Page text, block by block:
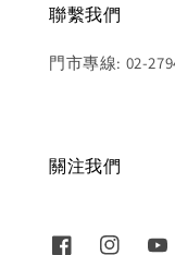
聯繫我們
門市專線: 02-
關注我們